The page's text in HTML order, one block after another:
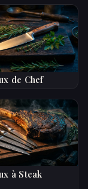
de Chef
à Steak